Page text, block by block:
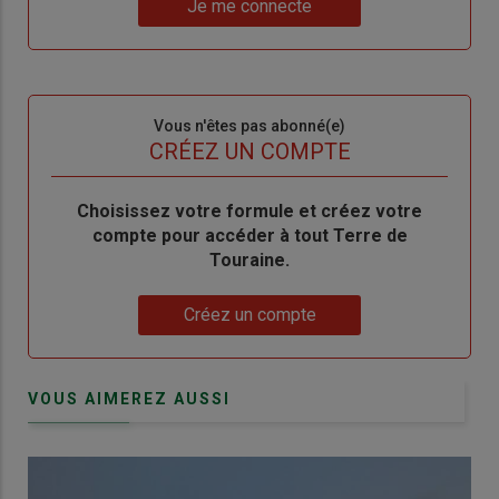
de
me
Je me connecte
Vous n'êtes pas abonné(e)
CRÉEZ UN COMPTE
BodyChoisissez votre formule et créez votre
compte pour accéder à tout Terre de
Touraine.
Créez un compte
VOUS AIMEREZ AUSSI